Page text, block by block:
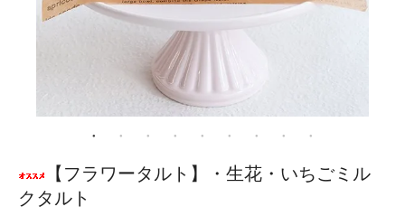
【フラワータルト】・生花・いちごミル
クタルト